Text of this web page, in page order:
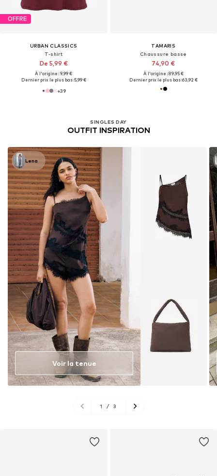
OFFRE
URBAN CLASSICS
T-shirt
De 5,99 €
À l'origine : 9,99 €
Dernier prix le plus bas :5,99 €
+39
TAMARIS
Chaussure basse
74,90 €
À l'origine : 89,95 €
Dernier prix le plus bas :63,92 €
SINGLES DAY
OUTFIT INSPIRATION
Lena
Voir la tenue
1 / 3